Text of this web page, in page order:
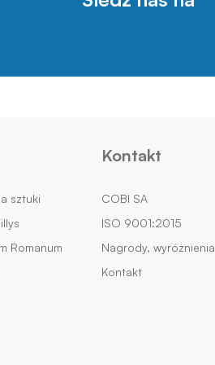
sztuki
Romanum
Kontakt
COBI SA
ISO 9001:2015
Nagrody, wyróżnienia
Kontakt